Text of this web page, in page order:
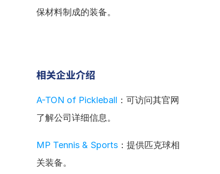
保材料制成的装备。
相关企业介绍
A-TON of Pickleball ：可访问其官网
了解公司详细信息。
MP Tennis & Sports ：提供匹克球相
关装备。